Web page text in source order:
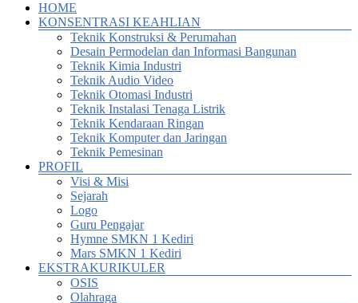
HOME
KONSENTRASI KEAHLIAN
Teknik Konstruksi & Perumahan
Desain Permodelan dan Informasi Bangunan
Teknik Kimia Industri
Teknik Audio Video
Teknik Otomasi Industri
Teknik Instalasi Tenaga Listrik
Teknik Kendaraan Ringan
Teknik Komputer dan Jaringan
Teknik Pemesinan
PROFIL
Visi & Misi
Sejarah
Logo
Guru Pengajar
Hymne SMKN 1 Kediri
Mars SMKN 1 Kediri
EKSTRAKURIKULER
OSIS
Olahraga